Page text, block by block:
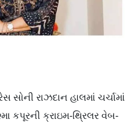
રાઝદાન હાલમાં ચર્ચામાં
કપૂરની ક્રાઇમ-થ્રિલર વેબ-